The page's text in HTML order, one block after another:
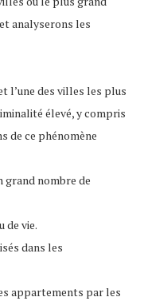
analyserons les
l’une des villes les plus
élevé, y compris
de ce phénomène
grand nombre de
de vie.
dans les
appartements par les